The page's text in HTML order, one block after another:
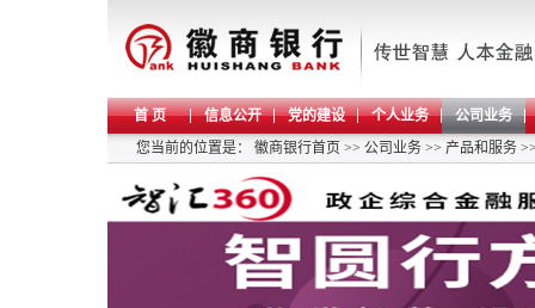
首 页 信息公开 党的建设 个人业务
公司业务
您当前的位置是： 徽商银行首页 >> 公司业务 >> 产品和服务